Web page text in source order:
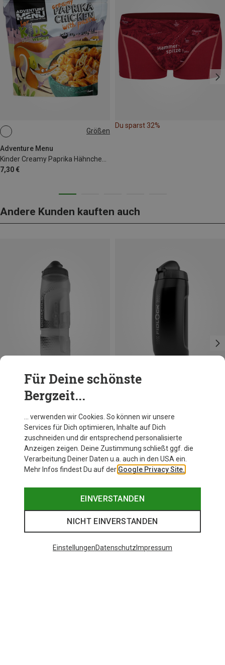
Größen
Adventure Menu
7,30 €
85G
Du sparst 32%
Andere Kunden kauften auch
Du sparst 10%
Fidlock
16,95 €
Für Deine schönste
Bergzeit...
… verwenden wir Cookies. So können wir unsere
Services für Dich optimieren, Inhalte auf Dich
zuschneiden und dir entsprechend personalisierte
Anzeigen zeigen. Deine Zustimmung schließt ggf. die
Verarbeitung Deiner Daten u.a. auch in den USA ein.
Mehr Infos findest Du auf der Google Privacy Site.
EINVERSTANDEN
NICHT EINVERSTANDEN
EinstellungenDatenschutz Impressum